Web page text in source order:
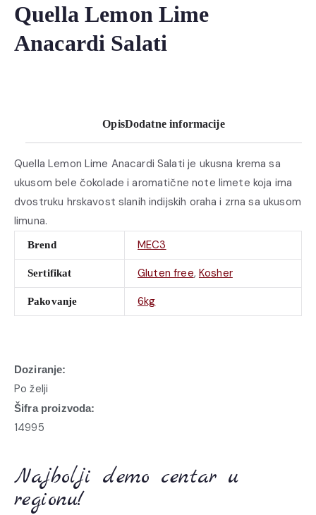
Quella Lemon Lime
Anacardi Salati
OpisDodatne informacije
Quella Lemon Lime Anacardi Salati je ukusna krema sa
ukusom bele čokolade i aromatične note limete koja ima
dvostruku hrskavost slanih indijskih oraha i zrna sa ukusom
limuna.
Brend MEC3
Sertifikat Gluten free, Kosher
Pakovanje 6kg
Doziranje:
Po želji
Šifra proizvoda:
14995
Najbolji demo centar u
regionu!